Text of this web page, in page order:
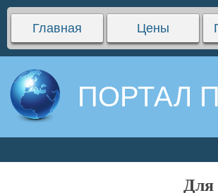
Главная Цены
ПОРТАЛ
Для